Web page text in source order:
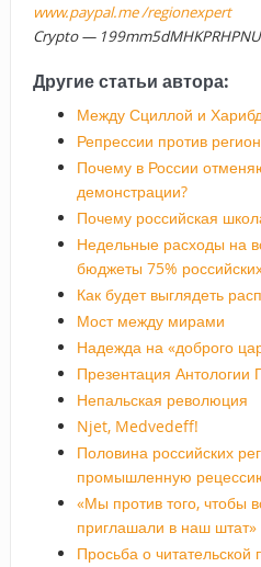
www.paypal.me /regionexpert
Crypto —
Другие статьи автора:
Между Сциллой и
Репрессии против
Почему в России
демонстрации?
Почему российская
Недельные расходы на
бюджеты 75%
Как будет выглядеть
Мост между мирами
Надежда на «доброго
Презентация Антологии
Непальская революция
Njet, Medvedeff!
Половина российских
промышленную
«Мы против того, чтобы
приглашали в наш штат»
Просьба о читательской